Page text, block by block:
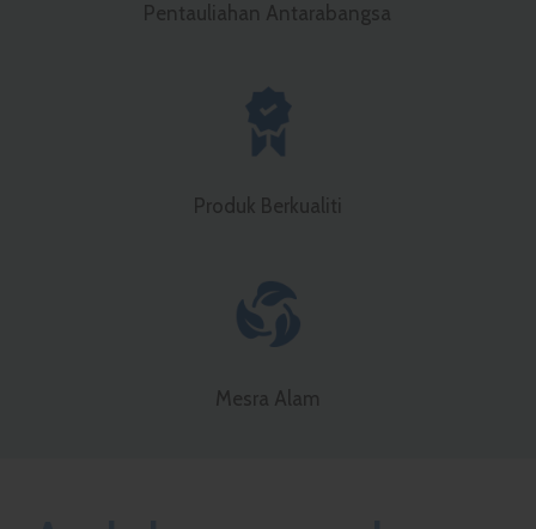
Pentauliahan Antarabangsa
Produk Berkualiti
Mesra Alam